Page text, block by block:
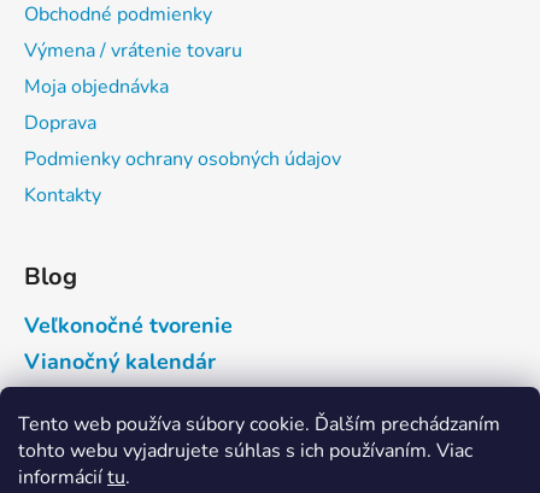
Tento web používa súbory cookie. Ďalším prechádzaním
tohto webu vyjadrujete súhlas s ich používaním. Viac
informáciítu.
Obchodné podmienky
Výmena / vrátenie tovaru
Moja objednávka
Doprava
Podmienky ochrany osobných údajov
Kontakty
Blog
Veľkonočné tvorenie
Vianočný kalendár
Prijímame online platby